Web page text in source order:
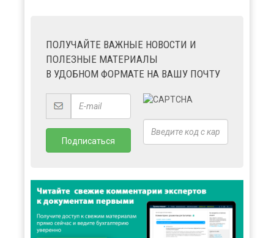
ПОЛУЧАЙТЕ ВАЖНЫЕ НОВОСТИ И
ПОЛЕЗНЫЕ МАТЕРИАЛЫ
В УДОБНОМ ФОРМАТЕ НА ВАШУ ПОЧТУ